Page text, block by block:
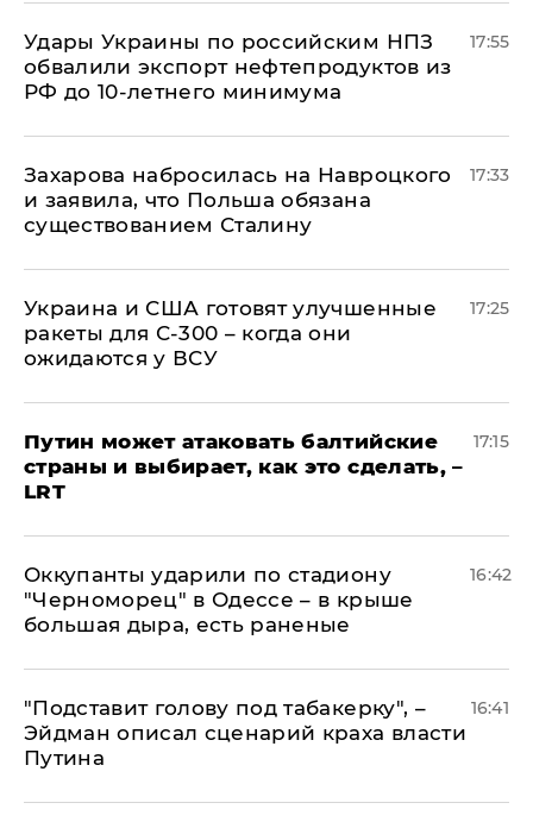
Удары Украины по российским НПЗ
обвалили экспорт нефтепродуктов из
РФ до 10-летнего минимума
17:55
​Захарова набросилась на Навроцкого
и заявила, что Польша обязана
существованием Сталину
17:33
Украина и США готовят улучшенные
ракеты для С-300 – когда они
ожидаются у ВСУ
17:25
Путин может атаковать балтийские
страны и выбирает, как это сделать, –
LRT
17:15
Оккупанты ударили по стадиону
"Черноморец" в Одессе – в крыше
большая дыра, есть раненые
16:42
​"Подставит голову под табакерку", –
Эйдман описал сценарий краха власти
Путина
16:41